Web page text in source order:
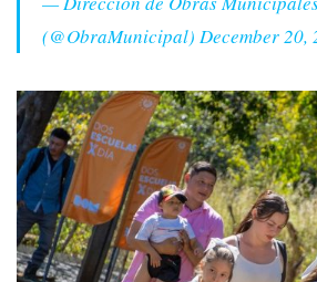
(@ObraMunicipal) December 20,